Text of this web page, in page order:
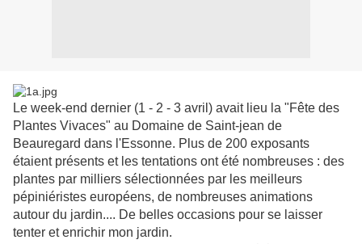
Le week-end dernier (1 - 2 - 3 avril) avait lieu la "Fête des
Plantes Vivaces" au Domaine de Saint-jean de
Beauregard dans l'Essonne. Plus de 200 exposants
étaient présents et les tentations ont été nombreuses : des
plantes par milliers sélectionnées par les meilleurs
pépiniéristes européens, de nombreuses animations
autour du jardin.... De belles occasions pour se laisser
tenter et enrichir mon jardin.